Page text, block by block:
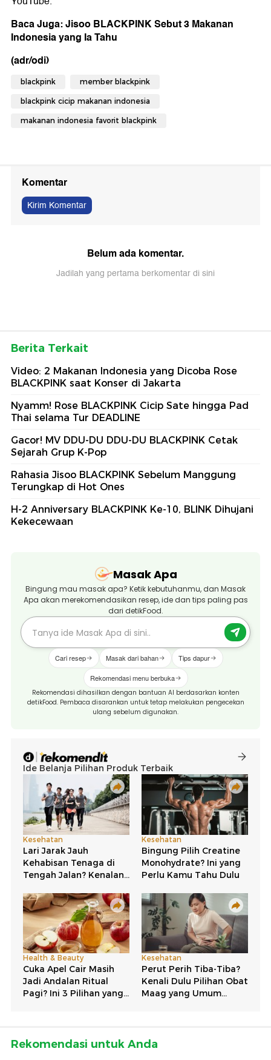
Baca Juga: Jisoo BLACKPINK Sebut 3 Makanan
Indonesia yang Ia Tahu
(adr/odi)
blackpink member blackpink
blackpink cicip makanan indonesia
makanan indonesia favorit blackpink
Komentar
Kirim Komentar
Belum ada komentar.
Jadilah yang pertama berkomentar di sini
Berita Terkait
Video: 2 Makanan Indonesia yang Dicoba Rose
BLACKPINK saat Konser di Jakarta
Nyamm! Rose BLACKPINK Cicip Sate hingga Pad
Thai selama Tur DEADLINE
Gacor! MV DDU-DU DDU-DU BLACKPINK Cetak
Sejarah Grup K-Pop
Rahasia Jisoo BLACKPINK Sebelum Manggung
Terungkap di Hot Ones
H-2 Anniversary BLACKPINK Ke-10, BLINK Dihujani
Kekecewaan
Masak Apa
Bingung mau masak apa? Ketik kebutuhanmu, dan Masak
Apa akan merekomendasikan resep, ide dan tips paling pas
dari detikFood.
Cari resep Masak dari bahan Tips dapur
Rekomendasi menu berbuka
Rekomendasi dihasilkan dengan bantuan AI berdasarkan konten
detikFood. Pembaca disarankan untuk tetap melakukan pengecekan
ulang sebelum digunakan.
Rekomendasi untuk Anda